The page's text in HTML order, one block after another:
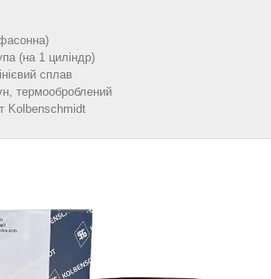
(на 1 циліндр)
сплав
термооброблений
Kolbenschmidt